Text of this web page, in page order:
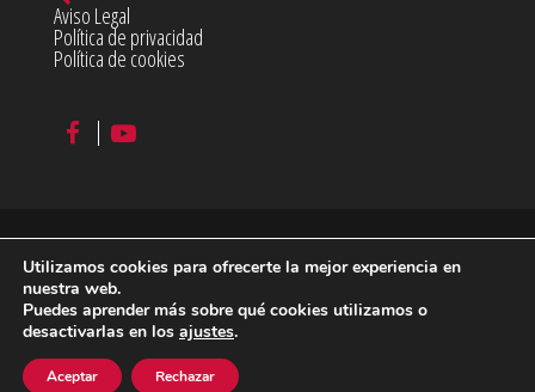
Aviso Legal
Política de privacidad
Política de cookies
©2026 Conservatorio Profesional de Música Juan Cantó en
Alcoy
Utilizamos cookies para ofrecerte la mejor experiencia en
nuestra web.
Puedes aprender más sobre qué cookies utilizamos o
desactivarlas en los ajustes.
Aceptar Rechazar